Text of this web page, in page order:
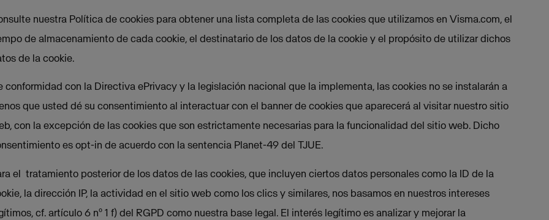
nuestra Política de cookies para obtener una lista completa de las cookies que utilizamos en Visma.com, el
de almacenamiento de cada cookie, el destinatario de los datos de la cookie y el propósito de utilizar dichos
de la cookie.
conformidad con la Directiva ePrivacy y la legislación nacional que la implementa, las cookies no se instalarán a
que usted dé su consentimiento al interactuar con el banner de cookies que aparecerá al visitar nuestro sitio
con la excepción de las cookies que son estrictamente necesarias para la funcionalidad del sitio web. Dicho
es opt-in de acuerdo con la sentencia Planet-49 del TJUE.
el tratamiento posterior de los datos de las cookies, que incluyen ciertos datos personales como la ID de la
la dirección IP, la actividad en el sitio web como los clics y similares, nos basamos en nuestros intereses
cf. artículo 6 nº 1 f) del RGPD como nuestra base legal. El interés legítimo es analizar y mejorar la